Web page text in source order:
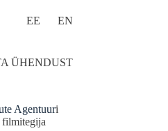
EE EN
ÜHENDUST
Agentuuri
filmitegija